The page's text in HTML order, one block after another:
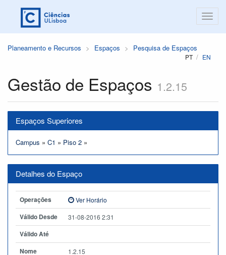
Planeamento e Recursos Espaços Pesquisa de Espaços
PT EN
Gestão de Espaços 1.2.15
Espaços Superiores
Campus » C1 » Piso 2 »
Detalhes do Espaço
Operações Ver Horário
Válido Desde 31-08-2016 2:31
Válido Até
Nome
1.2.15